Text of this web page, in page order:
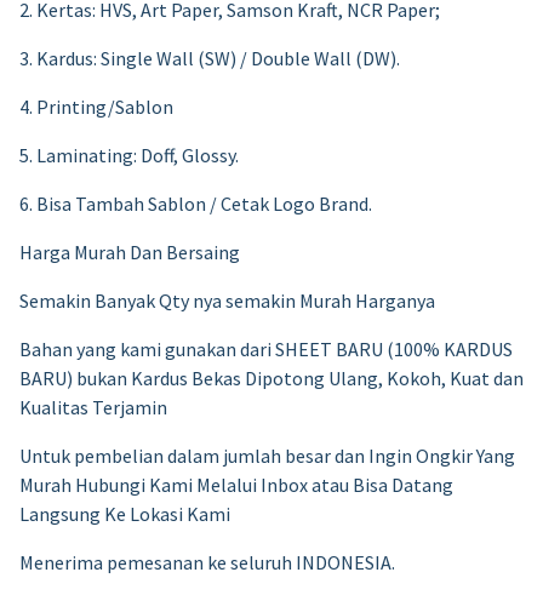
2. Kertas: HVS, Art Paper, Samson Kraft, NCR Paper;
3. Kardus: Single Wall (SW) / Double Wall (DW).
4. Printing/Sablon
5. Laminating: Doff, Glossy.
6. Bisa Tambah Sablon / Cetak Logo Brand.
Harga Murah Dan Bersaing
Semakin Banyak Qty nya semakin Murah Harganya
Bahan yang kami gunakan dari SHEET BARU (100% KARDUS
BARU) bukan Kardus Bekas Dipotong Ulang, Kokoh, Kuat dan
Kualitas Terjamin
Untuk pembelian dalam jumlah besar dan Ingin Ongkir Yang
Murah Hubungi Kami Melalui Inbox atau Bisa Datang
Langsung Ke Lokasi Kami
Menerima pemesanan ke seluruh INDONESIA.